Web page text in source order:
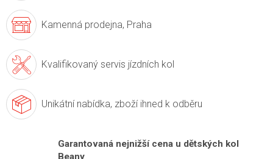
Kamenná prodejna, Praha
Kvalifikovaný servis jízdních kol
Unikátní nabídka, zboží ihned k odběru
Garantovaná nejnižší cena u dětských kol
Beany